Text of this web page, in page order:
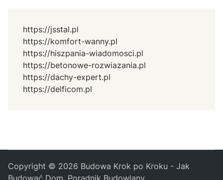
https://jsstal.pl
https://komfort-wanny.pl
https://hiszpania-wiadomosci.pl
https://betonowe-rozwiazania.pl
https://dachy-expert.pl
https://delficom.pl
Copyright © 2026 Budowa Krok po Kroku - Jak
Budować Dom, Poradnik Budowlany.